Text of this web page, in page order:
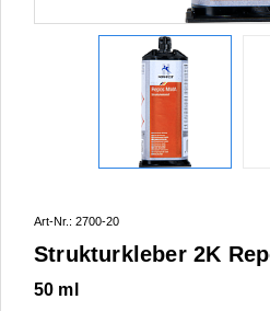
Art-Nr.: 2700-20
Strukturkleber 2K
50 ml